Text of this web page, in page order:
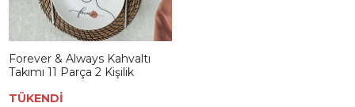
Forever & Always Kahvaltı
Takımı 11 Parça 2 Kişilik
TÜKENDİ